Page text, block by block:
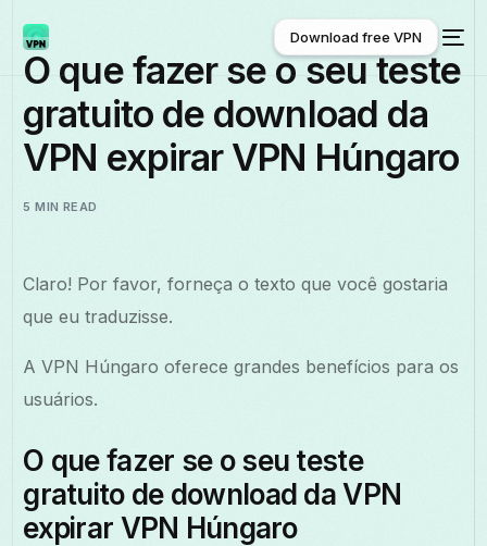
Português
Download free VPN
Download free VPN
O que fazer se o seu teste
gratuito de download da
VPN expirar VPN Húngaro
5 MIN READ
Claro! Por favor, forneça o texto que você gostaria
que eu traduzisse.
A VPN Húngaro oferece grandes benefícios para os
usuários.
O que fazer se o seu teste
gratuito de download da VPN
expirar VPN Húngaro